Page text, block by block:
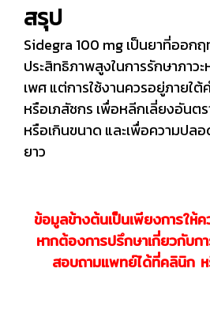
สรุป
Sidegra 100 mg เป็นยาที่ออกฤ
ประสิทธิภาพสูงในการรักษาภาว
เพศ แต่การใช้งานควรอยู่ภายใ
หรือเภสัชกร เพื่อหลีกเลี่ยงอันต
หรือเกินขนาด และเพื่อความปลอ
ยาว
ข้อมูลข้างต้นเป็นเพียงการให้
หากต้องการปรึกษาเกี่ยวกับ
สอบถามแพทย์ได้ที่คลินิก